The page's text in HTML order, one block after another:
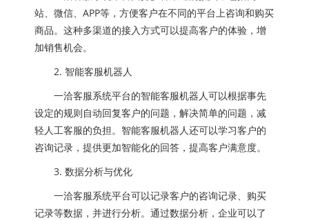
站、微信、APP等，方便客户在不同的平台上咨询和购买
商品。这种多渠道的接入方式可以提高客户的体验，增
加销售机会。
2. 智能客服机器人
一洽客服系统平台的智能客服机器人可以根据事先
设定的规则自动回复客户的问题，解决简单的问题，减
轻人工客服的负担。智能客服机器人还可以学习客户的
咨询记录，提供更加智能化的回答，提高客户满意度。
3. 数据分析与优化
一洽客服系统平台可以记录客户的咨询记录、购买
记录等数据，并进行分析。通过数据分析，企业可以了